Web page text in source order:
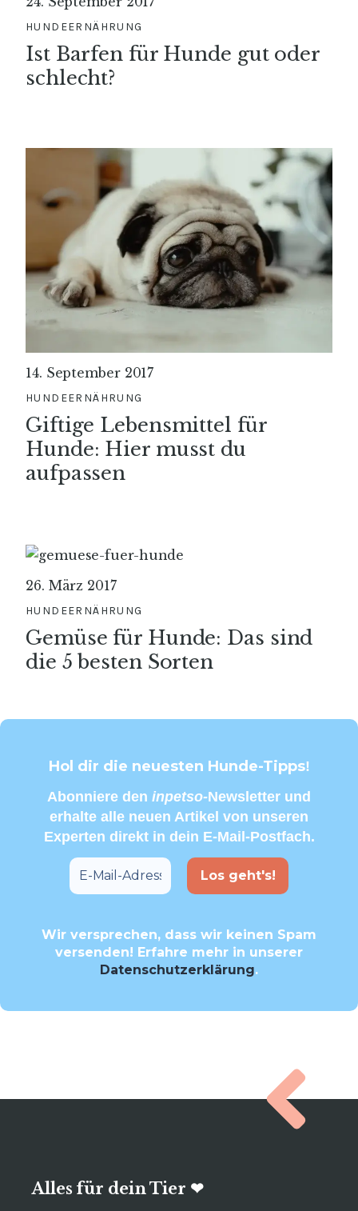
HUNDEERNÄHRUNG
Ist Barfen für Hunde gut oder
schlecht?
14. September 2017
HUNDEERNÄHRUNG
Giftige Lebensmittel für
Hunde: Hier musst du
aufpassen
26. März 2017
HUNDEERNÄHRUNG
Gemüse für Hunde: Das sind
die 5 besten Sorten
Hol dir die neuesten Hunde-Tipps!
Abonniere den inpetso-Newsletter und
erhalte alle neuen Artikel von unseren
Experten direkt in dein E-Mail-Postfach.
Wir versprechen, dass wir keinen Spam
versenden! Erfahre mehr in unserer
Datenschutzerklärung.
Alles für dein Tier ❤